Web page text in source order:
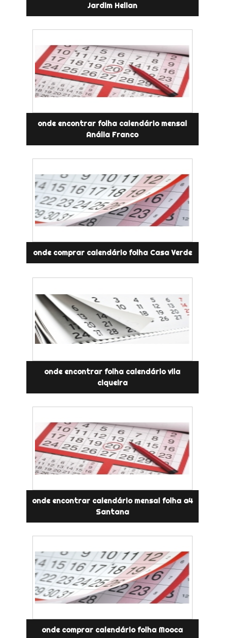
Jardim Helian
onde encontrar folha calendário mensal
Anália Franco
onde comprar calendário folha Casa Verde
onde encontrar folha calendário vila
ciqueira
onde encontrar calendário mensal folha a4
Santana
onde comprar calendário folha Mooca